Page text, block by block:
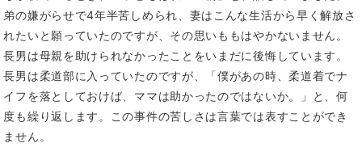
弟の嫌がらせで4年半苦しめられ、妻はこんな生活から早く解放さ
れたいと願っていたのですが、その思いももはやかないません。
長男は母親を助けられなかったことをいまだに後悔しています。
長男は柔道部に入っていたのですが、「僕があの時、柔道着でナ
イフを落としておけば、ママは助かったのではないか。」と、何
度も繰り返します。この事件の苦しさは言葉では表すことができ
ません。